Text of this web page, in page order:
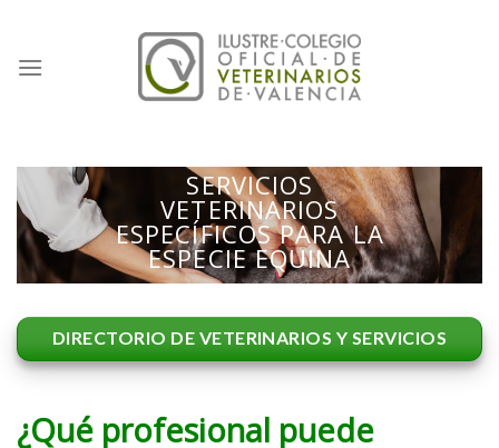
content
SERVICIOS
VETERINARIOS
ESPECÍFICOS PARA LA
ESPECIE EQUINA
DIRECTORIO DE VETERINARIOS Y SERVICIOS
¿Qué profesional puede